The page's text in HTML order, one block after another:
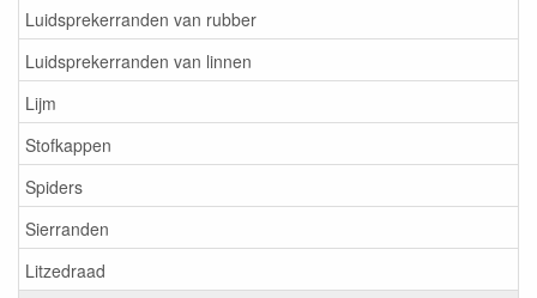
Luidsprekerranden van rubber
Luidsprekerranden van linnen
Lijm
Stofkappen
Spiders
Sierranden
Litzedraad